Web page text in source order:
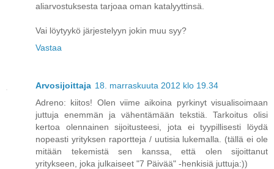
aliarvostuksesta tarjoaa oman katalyyttinsä.
Vai löytyykö järjestelyyn jokin muu syy?
Vastaa
Arvosijoittaja 18. marraskuuta 2012 klo 19.34
Adreno: kiitos! Olen viime aikoina pyrkinyt visualisoimaan
juttuja enemmän ja vähentämään tekstiä. Tarkoitus olisi
kertoa olennainen sijoitusteesi, jota ei tyypillisesti löydä
nopeasti yrityksen raportteja / uutisia lukemalla. (tällä ei ole
mitään tekemistä sen kanssa, että olen sijoittanut
yritykseen, joka julkaiseet "7 Päivää" -henkisiä juttuja:))